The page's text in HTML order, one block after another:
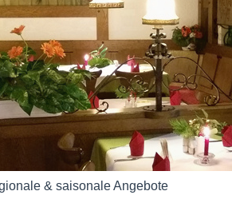
& saisonale Angebote